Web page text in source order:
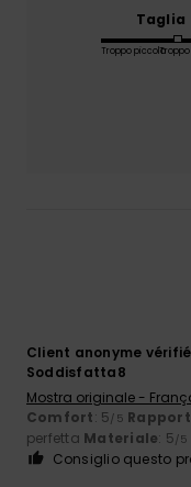
Taglia
Troppo piccolo
Client anonyme vérifié
Soddisfatta8
Mostra originale -
Comfort: 5/5
perfetta Materiale: 5/5
Consiglio questo